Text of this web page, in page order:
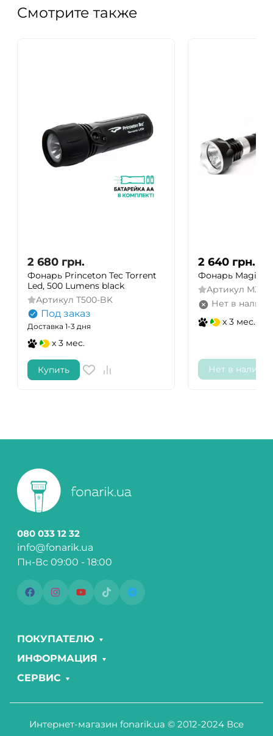
Смотрите также
2 680 грн.
Фонарь Princeton Tec Torrent
Led, 500 Lumens black
Артикул T500-BK
Под заказ
Доставка 1-3 дня
x 3 мес.
Купить
2 640 грн.
Фонарь
Артикул MJ-
Нет в
x 3 мес.
Нет в
080 033 12 32
info@fonarik.ua
Пн-Вс 09:00 - 18:00
ПОКУПАТЕЛЮ
ИНФОРМАЦИЯ
СЕРВИС
Интернет-магазин fonarik.ua © 2012-2024 Все